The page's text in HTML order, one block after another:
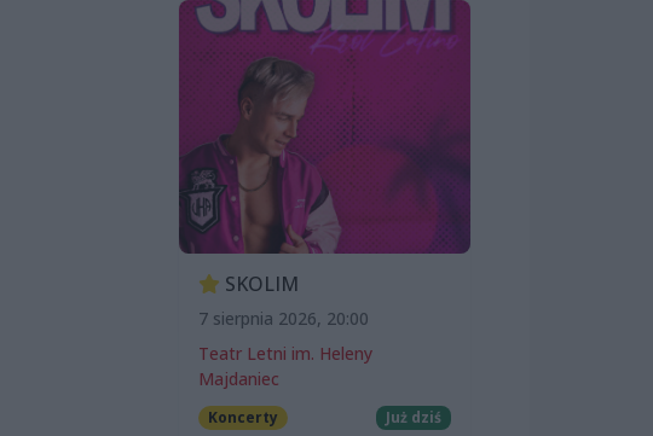
SKOLIM
7 sierpnia 2026, 20:00
Teatr Letni im. Heleny
Majdaniec
Koncerty Już dziś